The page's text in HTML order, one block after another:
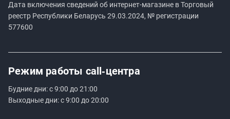
Дата включения сведений об интернет-магазине в Торговый
реестр Республики Беларусь 29.03.2024, № регистрации
577600
Режим работы call‑центра
Будние дни: с 9:00 до 21:00
Выходные дни: с 9:00 до 20:00